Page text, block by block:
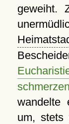
geweiht.
wandelte
um,